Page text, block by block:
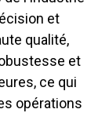
et
qualité,
et
ce qui
opérations